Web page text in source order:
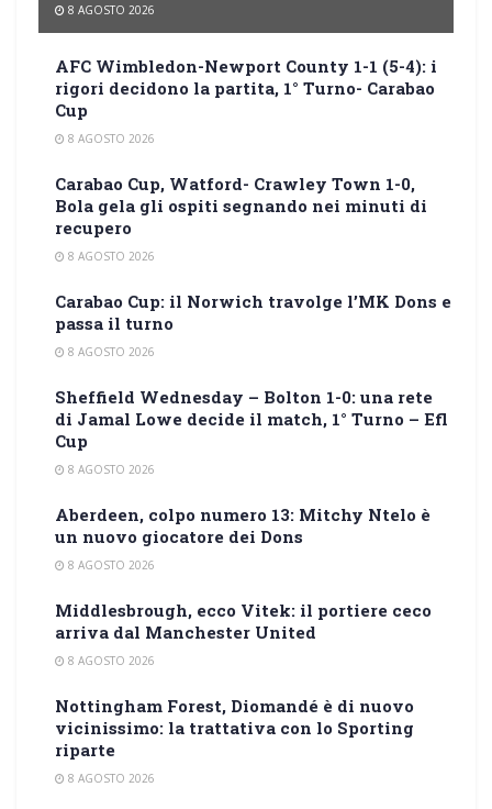
8 AGOSTO 2026
AFC Wimbledon-Newport County 1-1 (5-4): i
rigori decidono la partita, 1° Turno- Carabao
Cup
8 AGOSTO 2026
Carabao Cup, Watford- Crawley Town 1-0,
Bola gela gli ospiti segnando nei minuti di
recupero
8 AGOSTO 2026
Carabao Cup: il Norwich travolge l’MK Dons e
passa il turno
8 AGOSTO 2026
Sheffield Wednesday – Bolton 1-0: una rete
di Jamal Lowe decide il match, 1° Turno – Efl
Cup
8 AGOSTO 2026
Aberdeen, colpo numero 13: Mitchy Ntelo è
un nuovo giocatore dei Dons
8 AGOSTO 2026
Middlesbrough, ecco Vitek: il portiere ceco
arriva dal Manchester United
8 AGOSTO 2026
Nottingham Forest, Diomandé è di nuovo
vicinissimo: la trattativa con lo Sporting
riparte
8 AGOSTO 2026